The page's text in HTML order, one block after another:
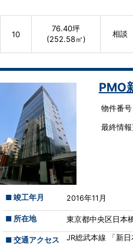
10
76.40坪
(252.58㎡)
相談
PMO
物件番
最終情
■ 竣工年月 2016年11月
■ 所在地 東京都中央区日本
■ 交通アクセス JR総武本線 「新